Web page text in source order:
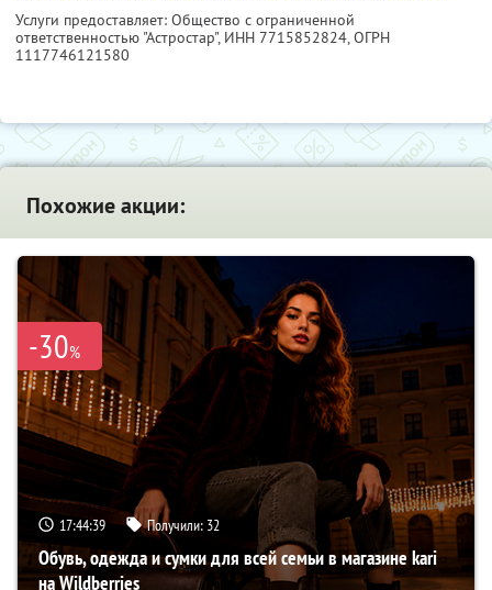
Услуги предоставляет: Общество с ограниченной
ответственностью "Астростар", ИНН 7715852824, ОГРН
1117746121580
Похожие акции:
-30%
17:44:38 Получили: 32
Обувь, одежда и сумки для всей семьи в магазине kari
на Wildberries